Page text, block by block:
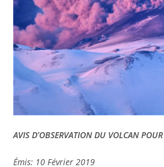
AVIS D’OBSERVATION DU VOLCAN
Émis: 10 Février 2019